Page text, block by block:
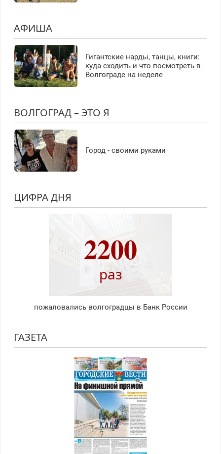
АФИША
Гигантские нарды, танцы, книги:
куда сходить и что посмотреть в
Волгограде на неделе
ВОЛГОГРАД – ЭТО Я
Город - своими руками
ЦИФРА ДНЯ
2200
раз
пожаловались волгоградцы в Банк России
ГАЗЕТА